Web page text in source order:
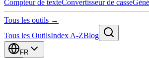
Compteur de texteConvertisseur de casse
Tous les outils →
Tous les OutilsIndex A-ZBlog
FR